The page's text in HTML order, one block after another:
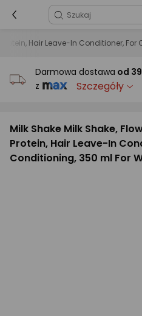
Hair Leave-In Conditioner,
Darmowa dostawa od
z
Szczegóły
Milk Shake Milk Shake,
Protein, Hair Leave-In
Conditioning, 350 ml For